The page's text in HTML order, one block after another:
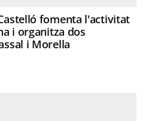
fomenta l'activitat
i organitza dos
i Morella